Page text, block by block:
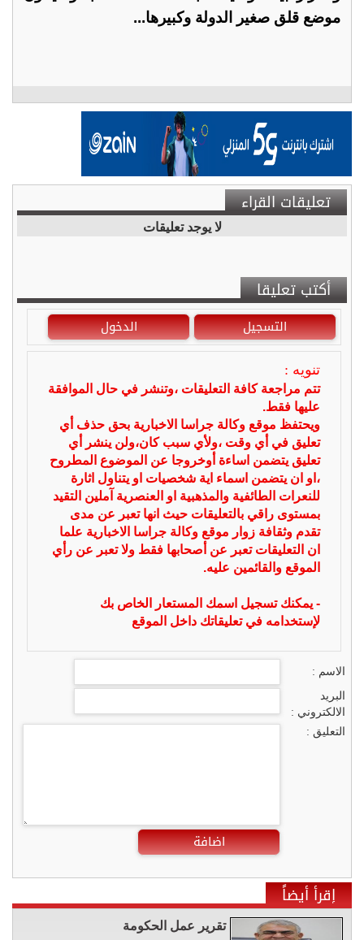
موضع قلق صغير الدولة وكبيرها...
تعليقات القراء
لا يوجد تعليقات
أكتب تعليقا
التسجيل الدخول
تنويه :
تتم مراجعة كافة التعليقات ،وتنشر في حال الموافقة
عليها فقط.
ويحتفظ موقع وكالة جراسا الاخبارية بحق حذف أي
تعليق في أي وقت ،ولأي سبب كان،ولن ينشر أي
تعليق يتضمن اساءة أوخروجا عن الموضوع المطروح
،او ان يتضمن اسماء اية شخصيات او يتناول اثارة
للنعرات الطائفية والمذهبية او العنصرية آملين التقيد
بمستوى راقي بالتعليقات حيث انها تعبر عن مدى
تقدم وثقافة زوار موقع وكالة جراسا الاخبارية علما
ان التعليقات تعبر عن أصحابها فقط ولا تعبر عن رأي
الموقع والقائمين عليه.
- يمكنك تسجيل اسمك المستعار الخاص بك
لإستخدامه في تعليقاتك داخل الموقع
الاسم :
البريد
الالكتروني :
التعليق :
اضافة
إقرأ أيضاً
تقرير عمل الحكومة